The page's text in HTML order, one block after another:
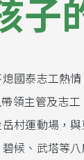
子
國泰志工熱
領主管及志
村運動場，
候、武塔等